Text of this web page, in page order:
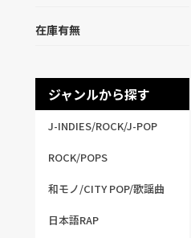
在庫有無
ジャンルから探す
J-INDIES/ROCK/J-POP
ROCK/POPS
和モノ/CITY POP/歌謡曲
日本語RAP